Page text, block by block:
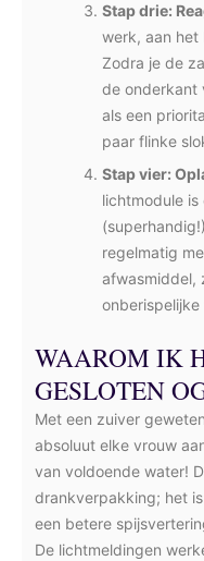
Stap drie:
werk, aan het
Zodra je de
de onderkant
als een
paar flinke
Stap vier:
lichtmodule is
regelmatig
afwasmiddel,
WAAROM IK
GESLOTEN
Met een zuiver
absoluut elke vrouw
van voldoende water!
drankverpakking; het
een betere
De lichtmeldingen